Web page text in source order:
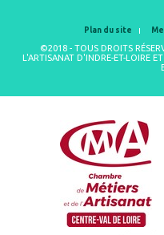
Plan du site
©2018 - TOUS DROITS
L'ARTISANAT D'INDRE-ET-LOIRE